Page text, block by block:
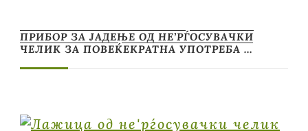
ПРИБОР ЗА ЈАДЕЊЕ ОД НЕ’РЃОСУВАЧКИ
ЧЕЛИК ЗА ПОВЕЌЕКРАТНА УПОТРЕБА …